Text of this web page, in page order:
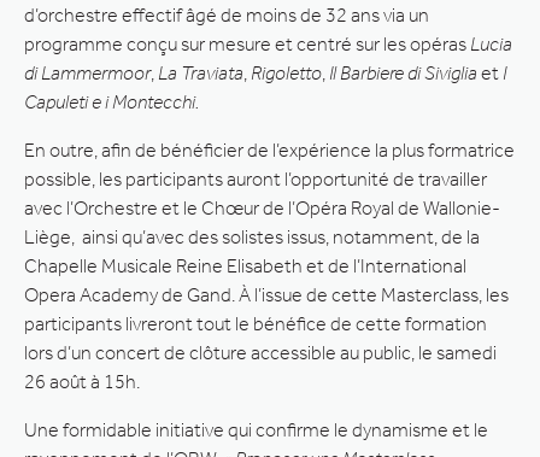
d’orchestre effectif âgé de moins de 32 ans via un
programme conçu sur mesure et centré sur les opéras Lucia
di Lammermoor, La Traviata Rigoletto Il Barbiere di Siviglia et I
Capuleti e i Montecchi.
En outre, afin de bénéficier de l’expérience la plus formatrice
possible, les participants auront l’opportunité de travailler
avec l’Orchestre et le Chœur de l’Opéra Royal de Wallonie-
Liège, ainsi qu’avec des solistes issus, notamment, de la
Chapelle Musicale Reine Elisabeth et de l’International
Opera Academy de Gand. À l’issue de cette Masterclass, les
participants livreront tout le bénéfice de cette formation
lors d’un concert de clôture accessible au public, le samedi
26 août à 15h.
Une formidable initiative qui confirme le dynamisme et le